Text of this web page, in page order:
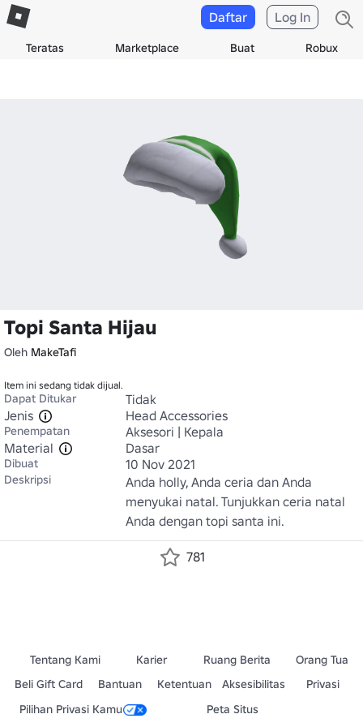
Teratas Marketplace Buat Robux
Daftar Log In
Topi Santa Hijau
Oleh MakeTafi
Item ini sedang tidak dijual.
Dapat Ditukar
Tidak
Jenis
Head Accessories
Penempatan
Aksesori | Kepala
Material
Dasar
Dibuat 10 Nov 2021
Deskripsi
Anda holly, Anda ceria dan Anda
menyukai natal. Tunjukkan ceria natal
Anda dengan topi santa ini.
781
Tentang Kami Karier Ruang Berita
Orang Tua
Beli Gift Card
Bantuan Ketentuan Aksesibilitas
Privasi
Pilihan Privasi Kamu
Peta Situs